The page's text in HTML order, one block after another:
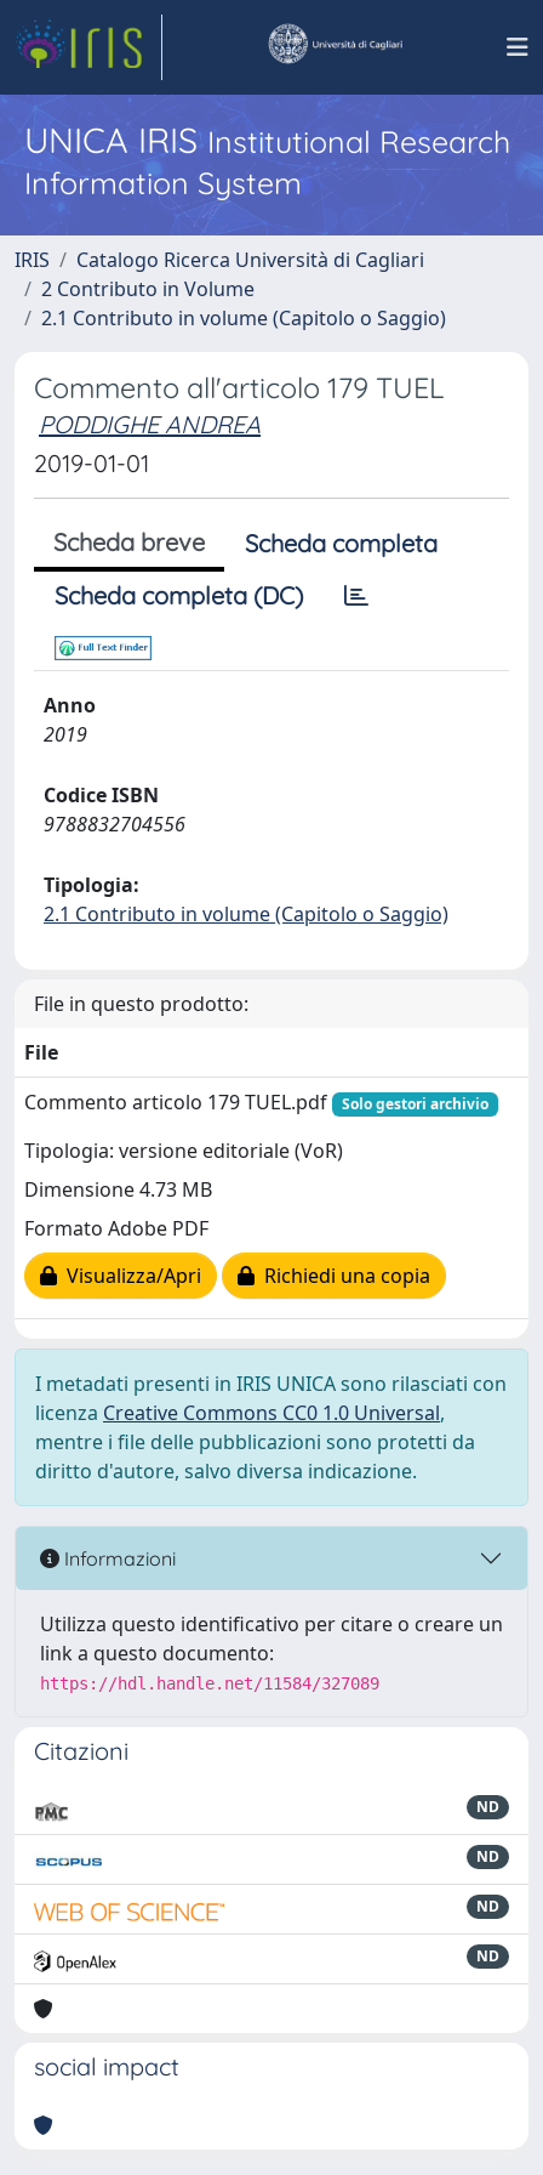
UNICA IRISInstitutional Research
Information System
IRIS
Catalogo Ricerca Università di Cagliari
2 Contributo in Volume
2.1 Contributo in volume (Capitolo o Saggio)
Commento all'articolo 179 TUEL
PODDIGHE ANDREA
2019-01-01
Scheda breve
Scheda completa
Scheda completa (DC)
Anno
2019
Codice ISBN
9788832704556
Tipologia:
2.1 Contributo in volume (Capitolo o Saggio)
File in questo prodotto:
File
Commento articolo 179 TUEL.pdf
Solo gestori archivio
Tipologia: versione editoriale (VoR)
Dimensione 4.73 MB
Formato Adobe PDF
Visualizza/Apri
Richiedi una copia
I metadati presenti in IRIS UNICA sono rilasciati con
licenza Creative Commons CC0 1.0 Universal,
mentre i file delle pubblicazioni sono protetti da
diritto d'autore, salvo diversa indicazione.
Informazioni
Utilizza questo identificativo per citare o creare un
link a questo documento:
https://hdl.handle.net/11584/327089
Citazioni
ND
ND
ND
ND
social impact